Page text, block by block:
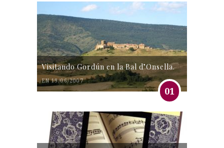
Visitando Gordún en la Bal d’Onsella.
EN 19/06/2007
01